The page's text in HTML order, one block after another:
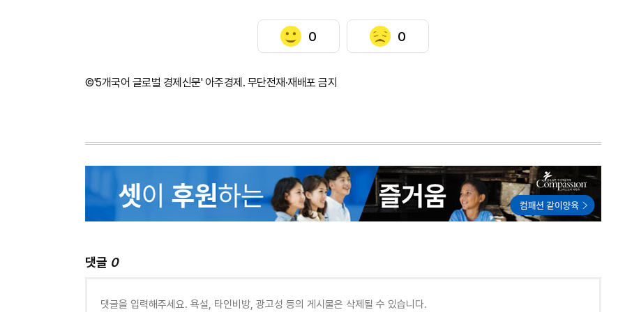
0 0
©'5개국어 글로벌 경제신문' 아주경제. 무단전재·재배포 금지
댓글 0